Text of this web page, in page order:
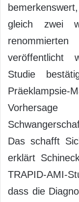
gleich zwei
veröffentlicht
Studie
Vorhersage
Das schafft
erklärt
TRAPID-AMI-
dass die